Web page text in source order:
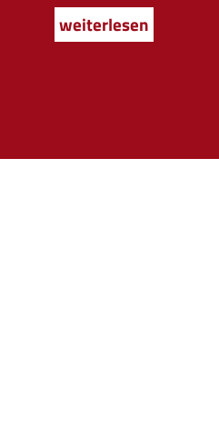
weiterlesen